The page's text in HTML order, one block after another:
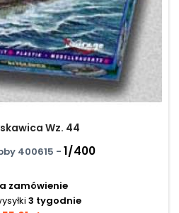
Wz. 44
400615 - 1/400
zamówienie
3 tygodnie